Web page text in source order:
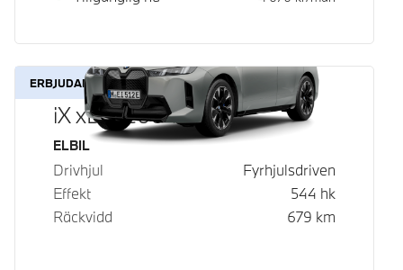
ERBJUDANDE
iX xDrive60
Bränsle
ELBIL
Drivhjul
Fyrhjulsdriven
Effekt
544 hk
Räckvidd
679 km